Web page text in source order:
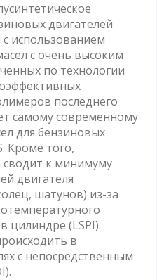
двигателей
c использованием
с очень высоким
по технологии
последнего
самому современному
для бензиновых
Кроме того,
сводит к минимуму
двигателя
шатунов) из-за
цилиндре (LSPI).
в
с непосредственным